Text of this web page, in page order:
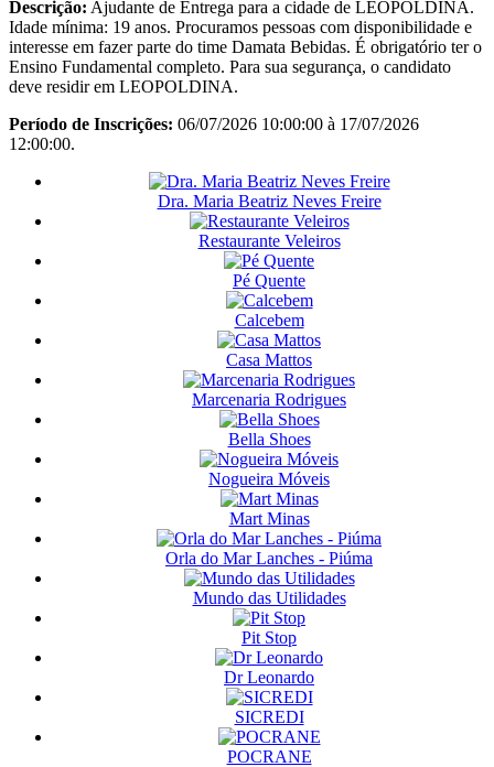
Descrição: Ajudante de Entrega para a cidade de LEOPOLDINA.
Idade mínima: 19 anos. Procuramos pessoas com disponibilidade e
interesse em fazer parte do time Damata Bebidas. É obrigatório ter o
Ensino Fundamental completo. Para sua segurança, o candidato
deve residir em LEOPOLDINA.
Período de Inscrições: 06/07/2026 10:00:00 à 17/07/2026
12:00:00.
Dra. Maria Beatriz Neves Freire
Restaurante Veleiros
Pé Quente
Calcebem
Casa Mattos
Marcenaria Rodrigues
Bella Shoes
Nogueira Móveis
Mart Minas
Orla do Mar Lanches - Piúma
Mundo das Utilidades
Pit Stop
Dr Leonardo
SICREDI
POCRANE